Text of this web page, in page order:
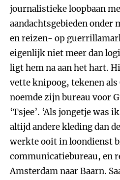
journalistieke loopbaan
aandachtsgebieden onder
en reizen- op
eigenlijk niet meer dan
ligt hem na aan het hart.
vette knipoog, tekenen als
noemde zijn bureau voor
‘Tsjee’. ‘Als jongetje was
altijd andere kleding dan
werkte ooit in loondienst
communicatiebureau, en
Amsterdam naar Baarn.